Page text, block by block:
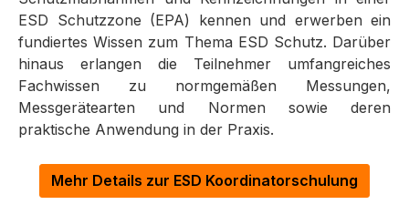
ESD Schutzzone (EPA) kennen und erwerben ein
fundiertes Wissen zum Thema ESD Schutz. Darüber
hinaus erlangen die Teilnehmer umfangreiches
Fachwissen zu normgemäßen Messungen,
Messgerätearten und Normen sowie deren
praktische Anwendung in der Praxis.
Mehr Details zur ESD Koordinatorschulung